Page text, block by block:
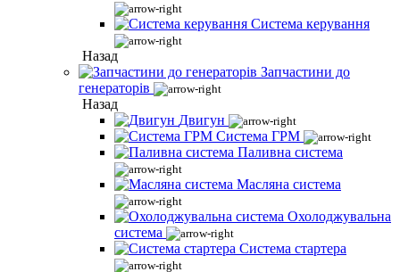
Система керування
Назад
Запчастини до
генераторів
Назад
Двигун
Система ГРМ
Паливна система
Масляна система
Охолоджувальна
система
Система стартера